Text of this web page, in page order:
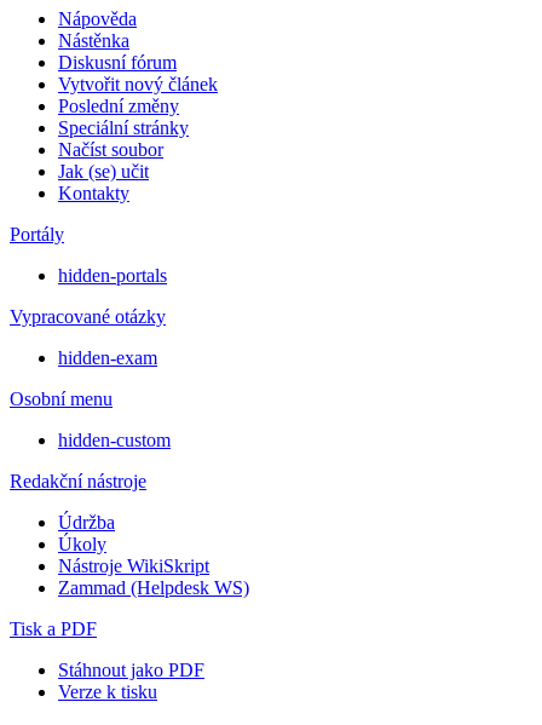
Nápověda
Nástěnka
Diskusní fórum
Vytvořit nový článek
Poslední změny
Speciální stránky
Načíst soubor
Jak (se) učit
Kontakty
Portály
hidden-portals
Vypracované otázky
hidden-exam
Osobní menu
hidden-custom
Redakční nástroje
Údržba
Úkoly
Nástroje WikiSkript
Zammad (Helpdesk WS)
Tisk a PDF
Stáhnout jako PDF
Verze k tisku